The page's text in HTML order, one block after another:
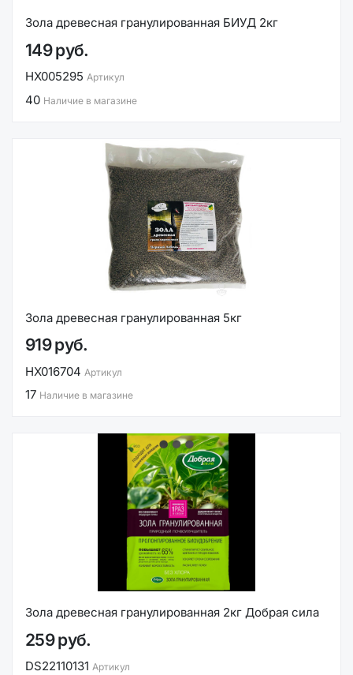
Зола древесная гранулированная БИУД 2кг
149 руб.
НХ005295 Артикул
40 Наличие в магазине
Зола древесная гранулированная 5кг
919 руб.
НХ016704 Артикул
17 Наличие в магазине
Зола древесная гранулированная 2кг Добрая сила
259 руб.
DS22110131 Артикул